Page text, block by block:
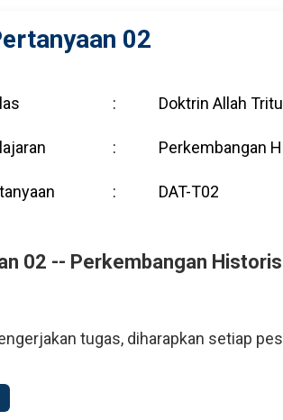
02
: Doktrin Allah
: Perkembangan
: DAT-T02
02 -- Perkembangan
tugas, diharapkan setiap